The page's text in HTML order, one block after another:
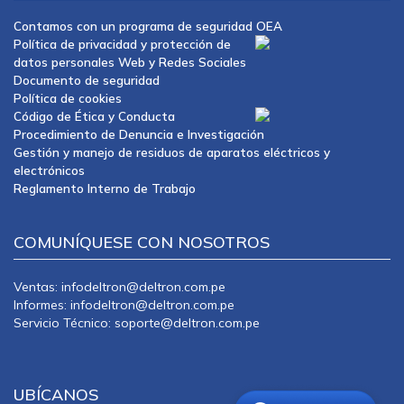
Contamos con un programa de seguridad OEA
Política de privacidad y protección de
datos personales Web y Redes Sociales
Documento de seguridad
Política de cookies
Código de Ética y Conducta
Procedimiento de Denuncia e Investigación
Gestión y manejo de residuos de aparatos eléctricos y
electrónicos
Reglamento Interno de Trabajo
COMUNÍQUESE CON NOSOTROS
Ventas: infodeltron@deltron.com.pe
Informes: infodeltron@deltron.com.pe
Servicio Técnico: soporte@deltron.com.pe
UBÍCANOS